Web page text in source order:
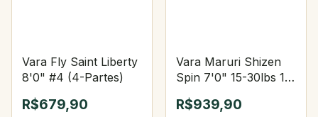
Vara Fly Saint Liberty
8'0" #4 (4-Partes)
R$679,90
Vara Maruri Shizen
Spin 7'0" 15-30lbs 15-
R$939,90